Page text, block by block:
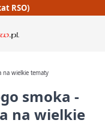
RSO)
na wielkie tematy
smoka -
na wielkie